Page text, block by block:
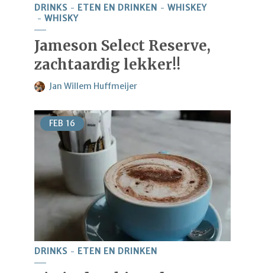
DRINKS ETEN EN DRINKEN
WHISKEY
WHISKY
Jameson Select Reserve,
zachtaardig lekker!!
Jan Willem Huffmeijer
FEB 16
DRINKS ETEN EN DRINKEN